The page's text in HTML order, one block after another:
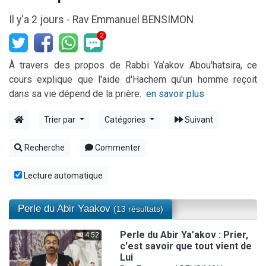
Il reste 49 places pour étudier en groupe sur Zoom
Eva vient de donner son Maasser
Eli vient de donner son Maasser
Il y'a 2 jours - Rav Emmanuel BENSIMON
2
À travers des propos de Rabbi Ya’akov Abou'hatsira, ce
cours explique que l'aide d'Hachem qu'un homme reçoit
dans sa vie dépend de la prière. en savoir plus
Trier par Catégories Suivant
Recherche Commenter
Lecture automatique
Perle du Abir Yaakov (13 résultats)
4:52
Perle du Abir Ya’akov : Prier,
c'est savoir que tout vient de
Lui